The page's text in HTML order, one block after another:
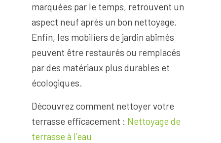
marquées par le temps, retrouvent un
aspect neuf après un bon nettoyage.
Enfin, les mobiliers de jardin abîmés
peuvent être restaurés ou remplacés
par des matériaux plus durables et
écologiques.
Découvrez comment nettoyer votre
terrasse efficacement : Nettoyage de
terrasse à l’eau